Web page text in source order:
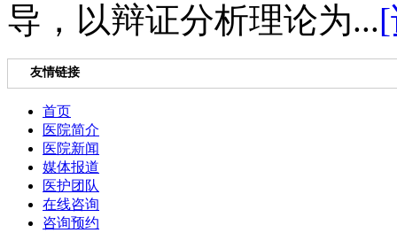
导，以辩证分析理论为...
友情链接
首页
医院简介
医院新闻
媒体报道
医护团队
在线咨询
咨询预约